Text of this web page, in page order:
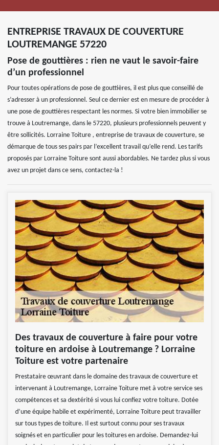
ENTREPRISE TRAVAUX DE COUVERTURE
LOUTREMANGE 57220
Pose de gouttières : rien ne vaut le savoir-faire
d’un professionnel
Pour toutes opérations de pose de gouttières, il est plus que conseillé de
s’adresser à un professionnel. Seul ce dernier est en mesure de procéder à
une pose de gouttières respectant les normes. Si votre bien immobilier se
trouve à Loutremange, dans le 57220, plusieurs professionnels peuvent y
être sollicités. Lorraine Toiture , entreprise de travaux de couverture, se
démarque de tous ses pairs par l’excellent travail qu’elle rend. Les tarifs
proposés par Lorraine Toiture sont aussi abordables. Ne tardez plus si vous
avez un projet dans ce sens, contactez-la !
Des travaux de couverture à faire pour votre
toiture en ardoise à Loutremange ? Lorraine
Toiture est votre partenaire
Prestataire œuvrant dans le domaine des travaux de couverture et
intervenant à Loutremange, Lorraine Toiture met à votre service ses
compétences et sa dextérité si vous lui confiez votre toiture. Dotée
d’une équipe habile et expérimenté, Lorraine Toiture peut travailler
sur tous types de toiture. Il est surtout connu pour ses travaux
soignés et en particulier pour les toitures en ardoise. Demandez-lui